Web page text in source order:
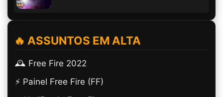
🔥 ASSUNTOS EM ALTA
🕰️ Free Fire 2022
⚡ Painel Free Fire (FF)